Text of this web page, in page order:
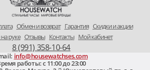
Обмен и возврат Гарантия Скидки и акции
руке Отзывы Контакты Мой кабинет
8 (991) 358-10-64
info@housewatchses.com
работы: c 11:00 до 23:00